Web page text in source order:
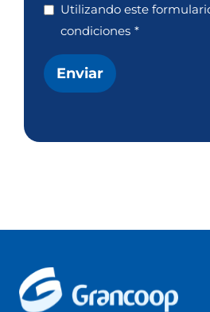
Utilizando este
condiciones *
Enviar